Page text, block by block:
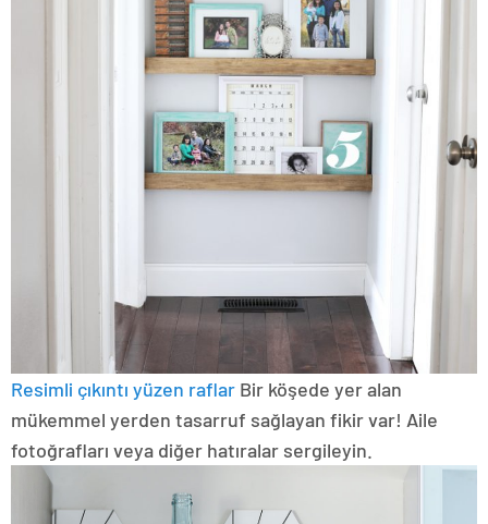
Resimli çıkıntı yüzen raflar Bir köşede yer alan
mükemmel yerden tasarruf sağlayan fikir var! Aile
fotoğrafları veya diğer hatıralar sergileyin.